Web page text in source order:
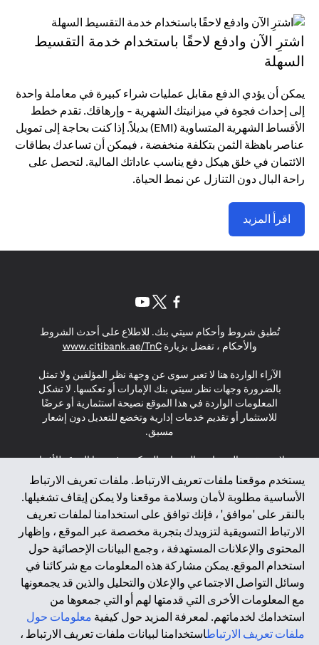
اشترِ الآن وادفع لاحقًا باستخدام خدمة التقسيط
السهلة
يمكن أن يؤدي الدفع مقابل عمليات شراء كبيرة في معاملة واحدة
إلى إحداث فجوة في ميزانيتك الشهرية - وإرهاقك. تقدم خطط
الأقساط الشهرية المتساوية (EMI) بديلاً. إذا كنت بحاجة إلى تمويل
عناصر باهظة الثمن بتكلفة منخفضة ، فيمكن أن تساعدك بطاقات
الائتمان في خلق هيكل دفع يناسب عاداتك المالية. لتحصل على
راحة البال دون التنازل عن نمط الحياة.
اقرأ المزيد
يستخدم موقعنا ملفات تعريف الارتباط. ملفات تعريف الارتباط
الأساسية مطلوبة لأمان وسلامة موقعنا ولا يمكن إيقاف تشغيلها.
بالنقر على 'موافق' ، فإنك توافق على استخدامنا لملفات تعريف
الارتباط التسويقية لتزويدك بتجربة مخصصة عبر الموقع ، وإظهار
المحتوى والإعلانات المستهدفة ، وجمع البيانات الإحصائية حول
استخدام الموقع. يمكن مشاركة هذه المعلومات مع شركائنا في
وسائل التواصل الاجتماعي والإعلان والتحليل والذين قد يجمعونها
مع المعلومات الأخرى التي قدمتها لهم أو التي جمعوها من
استخدامك لخدماتهم. لمعرفة المزيد حول كيفية معلومات حول
ملفات تعريف الارتباطاستخدامنا لبيانات ملفات تعريف الارتباط ،
تُطبق شروط وأحكام سيتي بنك. للاطلاع على أحدث الشروط
والأحكام ، تفضل بزيارةwww.citibank.ae/TnC
(opens in a new tab)
الآراء الواردة هنا لا تعبر سوى عن وجهة نظر المؤلفين ولا تمثل
بالضرورة وجهات نظر سيتي بنك الإمارات أو تعكسها. لا تشكل
المعلومات الواردة في هذا الموقع نصيحة استثمارية أو عرضًا
للاستثمار أو تقديم خدمات إدارية وتخضع للتعديل دون إشعار
مسبق.
لا يتم تقديم المنتجات والخدمات المذكورة في هذا الموقع للأفراد
المقيمين في الاتحاد الأوروبي أو المنطقة الاقتصادية الأوروبية أو
سويسرا أو غيرنسي أو جيرسي أو موناكو أو سان مارينو أو
الفاتيكان أو جزيرة مان أو المملكة المتحدة أو خصوصية البيانات
(لائحة حماية البيانات العامة \ قانون حماية البيانات الشخصية
العامة \ قانون خصوصية نيوزيلندا). المحتوى الموجود في هذه
الصفحة ليس ولا ينبغي تفسيره على أنه عرض أو دعوة أو دعوة
لشراء أو بيع أي من المنتجات والخدمات المذكورة هنا لمثل هؤلاء
الأفراد.
*GDPR – اللائحة العامة لحماية البيانات؛ * LGPD – Lei Geral de
Proteção de Dados Pessoais ; *NZPA – قانون الخصوصية
النيوزيلندي